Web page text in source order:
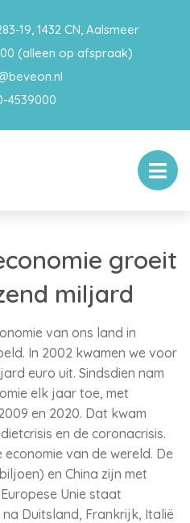
19, 1432 CN, Aalsmeer
(alleen op afspraak)
4539000
groeit
miljard
van ons land in
In 2002 kwamen we voor
euro uit. Sindsdien nam
elk jaar toe, met
en 2020. Dat kwam
en de coronacrisis.
van de wereld. De
en China zijn met
Unie staat
Duitsland, Frankrijk, Italië